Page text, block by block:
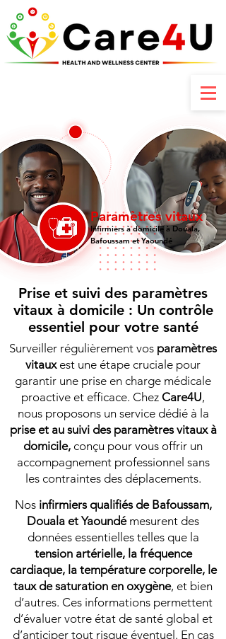
Paramètres vitaux
Infirmiers à domicile à Douala,
Bafoussam et Yaoundé
Prise et suivi des paramètres
vitaux à domicile : Un contrôle
essentiel pour votre santé
Surveiller régulièrement vos paramètres
vitauxest une étape cruciale pour
garantir une prise en charge médicale
proactive et efficace. Chez Care4U,
nous proposons un service dédié à la
prise et au suivi des paramètres vitaux à
domicile, conçu pour vous offrir un
accompagnement professionnel sans
les contraintes des déplacements.​
Nos infirmiers qualifiés de Bafoussam,
Douala et Yaoundémesurent des
données essentielles telles que la
tension artérielle, la fréquence
cardiaque, la température corporelle, le
taux de saturation en oxygène, et bien
d’autres. Ces informations permettent
d’évaluer votre état de santé global et
d’anticiper tout risque éventuel. En cas